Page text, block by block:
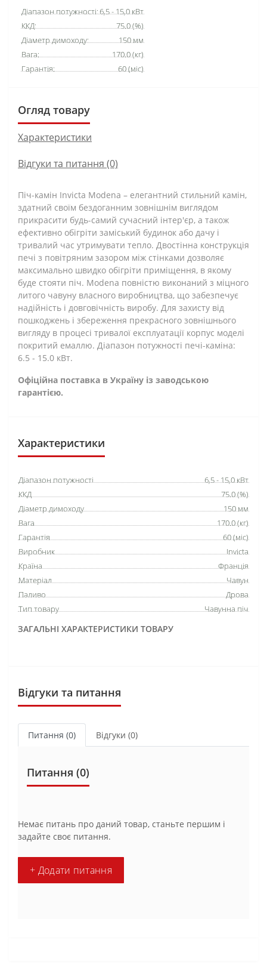
Діапазон потужності:6,5 - 15,0 кВт
ККД:
75.0 (%)
Діаметр димоходу:
150 мм
Вага:
170.0 (кг)
Гарантія:
60 (міс)
Огляд товару
Характеристики
Відгуки та питання (0)
Піч-камін Invicta Modena – елегантний стильний камін,
здатний своїм бездоганним зовнішнім виглядом
прикрасити будь-самий сучасний інтер'єр, а також
ефективно обігріти заміський будинок або дачу і
тривалий час утримувати тепло. Двостінна конструкція
печі з повітряним зазором між стінками дозволяє
максимально швидко обігріти приміщення, в якому
буде стояти піч. Modena повністю виконаний з міцного
литого чавуну власного виробництва, що забезпечує
надійність і довговічність виробу. Для захисту від
пошкоджень і збереження прекрасного зовнішнього
вигляду в процесі тривалої експлуатації корпус моделі
покритий емаллю. Діапазон потужності печі-каміна:
6.5 - 15.0 кВт.
Офіційна поставка в Україну із заводською
гарантією.
Характеристики
ЗАГАЛЬНІ ХАРАКТЕРИСТИКИ ТОВАРУ
Діапазон потужності
6,5 - 15,0 кВт
ККД
75.0 (%)
Діаметр димоходу
150 мм
Вага
170.0 (кг)
Гарантія
60 (міс)
Виробник
Invicta
Країна
Франція
Матеріал
Чавун
Паливо
Дрова
Тип товару
Чавунна піч
Відгуки та питання
Питання (0) Відгуки (0)
Питання (0)
Немає питань про даний товар, станьте першим і
задайте своє питання.
+ Додати питання